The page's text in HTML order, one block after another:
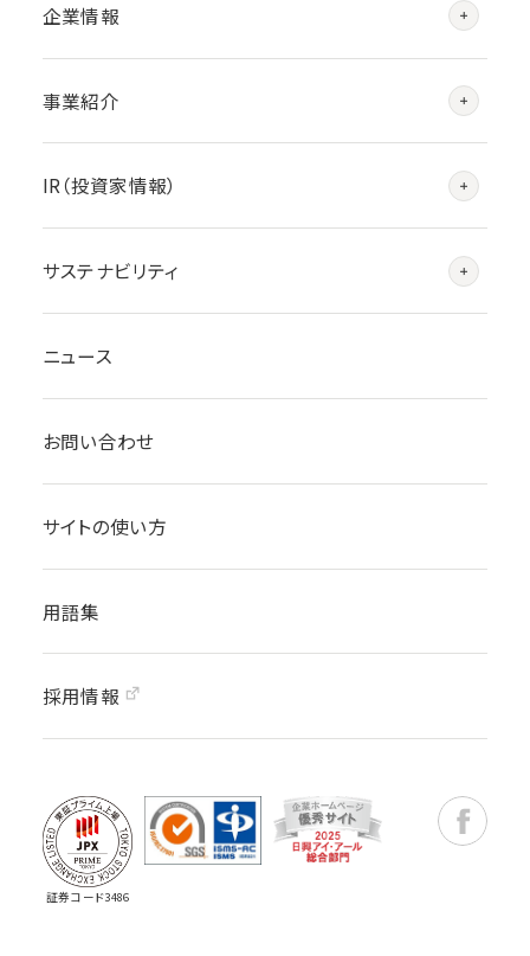
企業情報
事業紹介
IR（投資家情報）
サステナビリティ
ニュース
お問い合わせ
サイトの使い方
用語集
採用情報
Facebook
証券コード3486